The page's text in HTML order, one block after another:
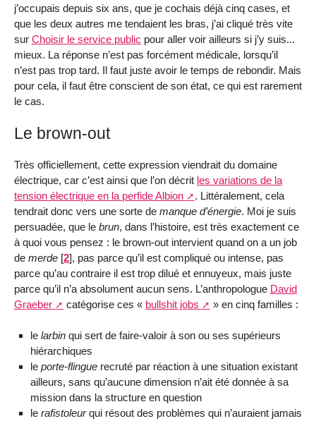
j’occupais depuis six ans, que je cochais déjà cinq cases, et
que les deux autres me tendaient les bras, j’ai cliqué très vite
sur Choisir le service public pour aller voir ailleurs si j’y suis...
mieux. La réponse n’est pas forcément médicale, lorsqu’il
n’est pas trop tard. Il faut juste avoir le temps de rebondir. Mais
pour cela, il faut être conscient de son état, ce qui est rarement
le cas.
Le brown-out
Très officiellement, cette expression viendrait du domaine
électrique, car c’est ainsi que l’on décrit les variations de la
tension électrique en la perfide Albion
. Littéralement, cela
tendrait donc vers une sorte de manque d’énergie. Moi je suis
persuadée, que le brun, dans l’histoire, est très exactement ce
à quoi vous pensez : le brown-out intervient quand on a un job
de merde [2], pas parce qu’il est compliqué ou intense, pas
parce qu’au contraire il est trop dilué et ennuyeux, mais juste
parce qu’il n’a absolument aucun sens. L’anthropologue David
Graeber
catégorise ces « bullshit jobs » en cinq familles :
le larbinqui sert de faire-valoir à son ou ses supérieurs
hiérarchiques
le porte-flinguerecruté par réaction à une situation existant
ailleurs, sans qu’aucune dimension n’ait été donnée à sa
mission dans la structure en question
le rafistoleurqui résout des problèmes qui n’auraient jamais